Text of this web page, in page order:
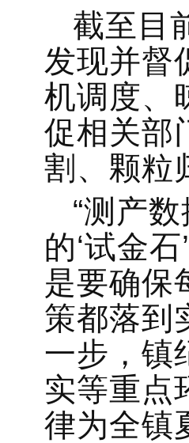
截至目
发现并督
机调度、
促相关部
割、颗粒
“测产
的‘试金
是要确保
策都落到
一步，镇
实等重点
律为全镇